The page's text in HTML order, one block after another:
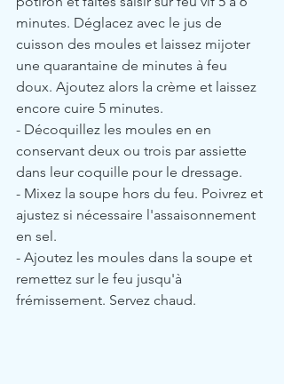
minutes. Déglacez avec le jus de
cuisson des moules et laissez mijoter
une quarantaine de minutes à feu
doux. Ajoutez alors la crème et laissez
encore cuire 5 minutes.
- Décoquillez les moules en en
conservant deux ou trois par assiette
dans leur coquille pour le dressage.
- Mixez la soupe hors du feu. Poivrez et
ajustez si nécessaire l'assaisonnement
en sel.
- Ajoutez les moules dans la soupe et
remettez sur le feu jusqu'à
frémissement. Servez chaud.